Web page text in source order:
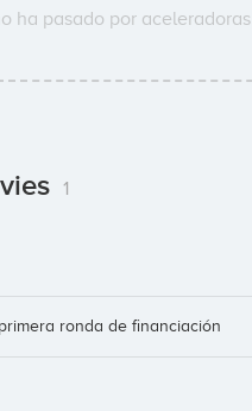
ha pasado por aceleradoras
1
ronda de financiación